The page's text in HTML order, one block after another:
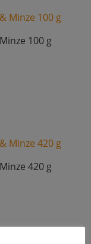
100 g
420 g